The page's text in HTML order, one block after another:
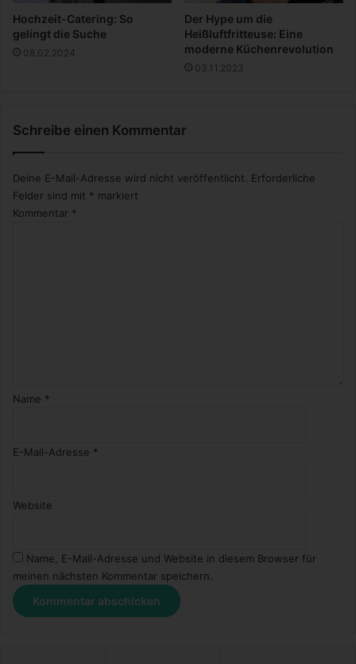
Hochzeit-Catering: So
gelingt die Suche
08.02.2024
Der Hype um die
Heißluftfritteuse: Eine
moderne Küchenrevolution
03.11.2023
Schreibe einen Kommentar
Deine E-Mail-Adresse wird nicht veröffentlicht. Erforderliche
Felder sind mit * markiert
Kommentar *
Name *
E-Mail-Adresse *
Website
Name, E-Mail-Adresse und Website in diesem Browser für
meinen nächsten Kommentar speichern.